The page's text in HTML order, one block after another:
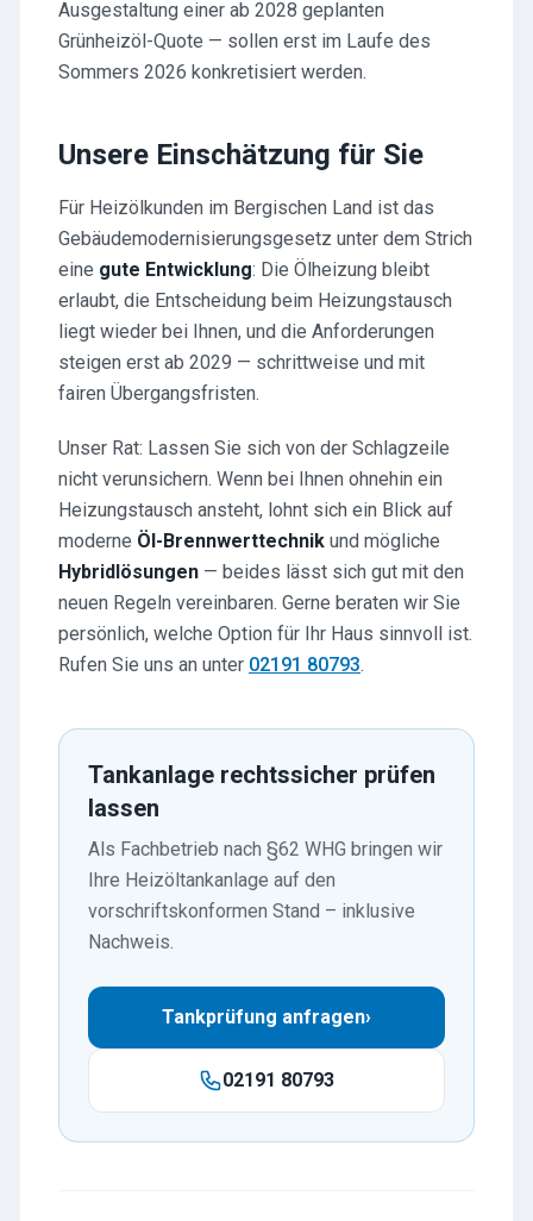
Ausgestaltung einer ab 2028 geplanten
Grünheizöl-Quote — sollen erst im Laufe des
Sommers 2026 konkretisiert werden.
Unsere Einschätzung für Sie
Für Heizölkunden im Bergischen Land ist das
Gebäudemodernisierungsgesetz unter dem Strich
eine gute Entwicklung: Die Ölheizung bleibt
erlaubt, die Entscheidung beim Heizungstausch
liegt wieder bei Ihnen, und die Anforderungen
steigen erst ab 2029 — schrittweise und mit
fairen Übergangsfristen.
Unser Rat: Lassen Sie sich von der Schlagzeile
nicht verunsichern. Wenn bei Ihnen ohnehin ein
Heizungstausch ansteht, lohnt sich ein Blick auf
moderne Öl-Brennwerttechnik und mögliche
Hybridlösungen — beides lässt sich gut mit den
neuen Regeln vereinbaren. Gerne beraten wir Sie
persönlich, welche Option für Ihr Haus sinnvoll ist.
Rufen Sie uns an unter 02191 80793.
Tankanlage rechtssicher prüfen
lassen
Als Fachbetrieb nach §62 WHG bringen wir
Ihre Heizöltankanlage auf den
vorschriftskonformen Stand – inklusive
Nachweis.
Tankprüfung anfragen›
02191 80793